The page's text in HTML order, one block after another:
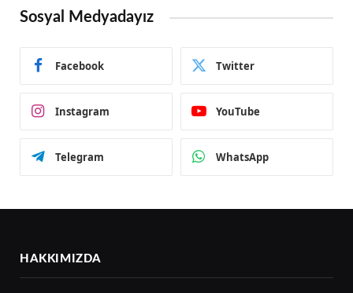
Sosyal Medyadayız
Facebook Twitter
Instagram YouTube
Telegram WhatsApp
HAKKIMIZDA